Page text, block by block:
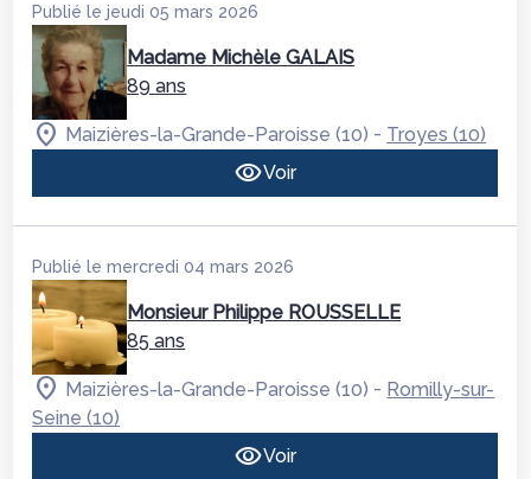
Publié le jeudi 05 mars 2026
Madame Michèle GALAIS
89 ans
Maizières-la-Grande-Paroisse (10) - Troyes (10)
Voir
Publié le mercredi 04 mars 2026
Monsieur Philippe ROUSSELLE
85 ans
Maizières-la-Grande-Paroisse (10) - Romilly-sur-
Seine (10)
Voir